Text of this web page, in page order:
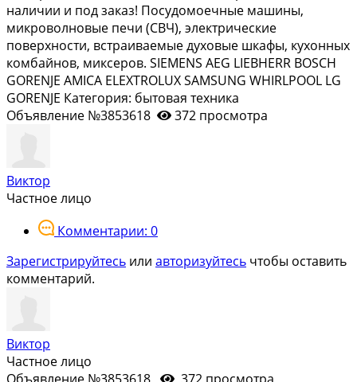
наличии и под заказ! Посудомоечные машины,
микроволновые печи (СВЧ), электрические
поверхности, встраиваемые духовые шкафы, кухонных
комбайнов, миксеров. SIЕМЕNS АЕG LIЕВНЕRR ВОSСН
GОRЕNJЕ АМIСА ЕLЕХТRОLUХ SАМSUNG WНIRLРООL LG
GОRЕNJЕ Категория: бытовая техника
Объявление №3853618
372 просмотра
Виктор
Частное лицо
Комментарии: 0
Зарегистрируйтесь или авторизуйтесь чтобы оставить
комментарий.
Виктор
Частное лицо